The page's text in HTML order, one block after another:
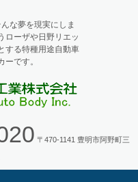
な夢を現実にしま
ローザや日野リエッ
する特種用途自動車
ーです。
〒470-1141 豊明市阿野町三